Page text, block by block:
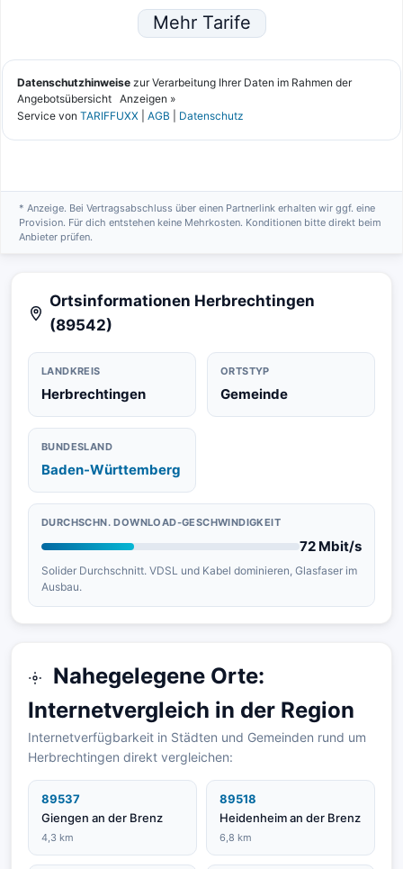
* Anzeige. Bei Vertragsabschluss über einen Partnerlink erhalten wir ggf. eine
Provision. Für dich entstehen keine Mehrkosten. Konditionen bitte direkt beim
Anbieter prüfen.
Ortsinformationen Herbrechtingen
(89542)
LANDKREIS
Herbrechtingen
ORTSTYP
Gemeinde
BUNDESLAND
Baden-Württemberg
DURCHSCHN. DOWNLOAD-GESCHWINDIGKEIT
72 Mbit/s
Solider Durchschnitt. VDSL und Kabel dominieren, Glasfaser im
Ausbau.
Nahegelegene Orte:
Internetvergleich in der Region
Internetverfügbarkeit in Städten und Gemeinden rund um
Herbrechtingen direkt vergleichen:
89537
Giengen an der Brenz
4,3 km
89518
Heidenheim an der Brenz
6,8 km